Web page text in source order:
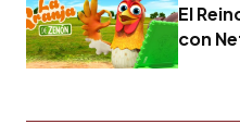
El
con